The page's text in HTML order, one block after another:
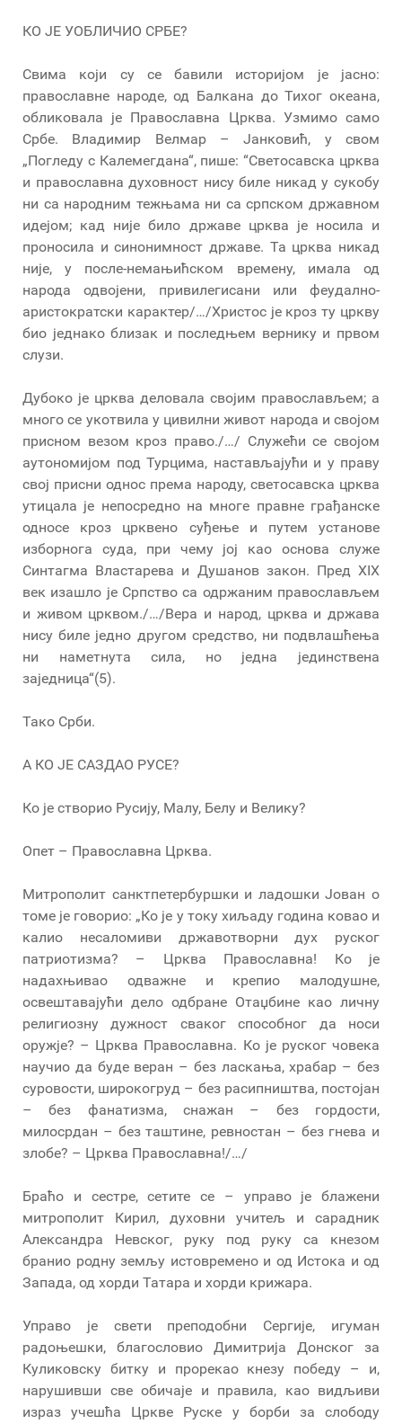
КО ЈЕ УОБЛИЧИО СРБЕ?
Свима који су се бавили историјом је јасно:
православне народе, од Балкана до Тихог океана,
обликовала је Православна Црква. Узмимо само
Србе. Владимир Велмар – Јанковић, у свом
„Погледу с Калемегдана“, пише: “Светосавска црква
и православна духовност нису биле никад у сукобу
ни са народним тежњама ни са српском државном
идејом; кад није било државе црква је носила и
проносила и синонимност државе. Та црква никад
није, у после-немањићском времену, имала од
народа одвојени, привилегисани или феудално-
аристократски карактер/…/Христос је кроз ту цркву
био једнако близак и последњем вернику и првом
слузи.
Дубоко је црква деловала својим православљем; а
много се укотвила у цивилни живот народа и својом
присном везом кроз право./…/ Служећи се својом
аутономијом под Турцима, настављајући и у праву
свој присни однос према народу, светосавска црква
утицала је непосредно на многе правне грађанске
односе кроз црквено суђење и путем установе
изборнога суда, при чему јој као основа служе
Синтагма Властарева и Душанов закон. Пред XIX
век изашло је Српство са одржаним православљем
и живом црквом./…/Вера и народ, црква и држава
нису биле једно другом средство, ни подвлашћења
ни наметнута сила, но једна јединствена
заједница“(5).
Тако Срби.
А КО ЈЕ САЗДАО РУСЕ?
Ко је створио Русију, Малу, Белу и Велику?
Опет – Православна Црква.
Митрополит санктпетербуршки и ладошки Јован о
томе је говорио: „Ко је у току хиљаду година ковао и
калио несаломиви државотворни дух руског
патриотизма? – Црква Православна! Ко је
надахњивао одважне и крепио малодушне,
освештавајући дело одбране Отаџбине као личну
религиозну дужност сваког способног да носи
оружје? – Црква Православна. Ко је руског човека
научио да буде веран – без ласкања, храбар – без
суровости, широкогруд – без расипништва, постојан
– без фанатизма, снажан – без гордости,
милосрдан – без таштине, ревностан – без гнева и
злобе? – Црква Православна!/…/
Браћо и сестре, сетите се – управо је блажени
митрополит Кирил, духовни учитељ и сарадник
Александра Невског, руку под руку са кнезом
бранио родну земљу истовремено и од Истока и од
Запада, од хорди Татара и хорди крижара.
Управо је свети преподобни Сергије, игуман
радоњешки, благословио Димитрија Донског за
Куликовску битку и прорекао кнезу победу – и,
нарушивши све обичаје и правила, као видљиви
израз учешћа Цркве Руске у борби за слободу